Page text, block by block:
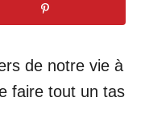
de notre vie à
faire tout un tas